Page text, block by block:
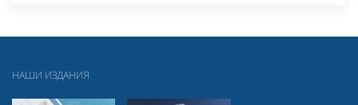
НАШИ ИЗДАНИЯ